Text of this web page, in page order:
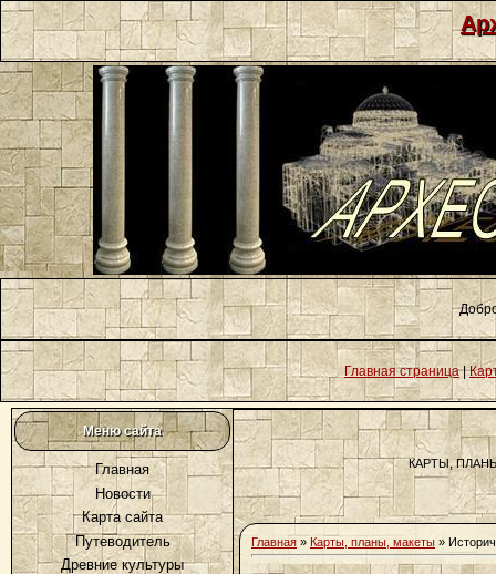
Главная страница|
Меню сайта
Главная
Новости
Карта сайта
Путеводитель
Древние культуры
КАРТЫ,
Главная » Карты, планы, макеты »